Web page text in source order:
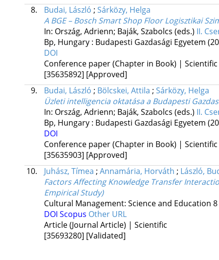
8.
Budai, László ; Sárközy, Helga
A BGE – Bosch Smart Shop Floor Logisztikai
In: Ország, Adrienn; Baják, Szabolcs (eds.) II.
Bp, Hungary : Budapesti Gazdasági Egyetem
DOI
Conference paper (Chapter in Book) | Scientific
[35635892] [Approved]
9.
Budai, László ; Bölcskei, Attila ; Sárközy, Helga
Üzleti intelligencia oktatása a Budapesti
In: Ország, Adrienn; Baják, Szabolcs (eds.) II.
Bp, Hungary : Budapesti Gazdasági Egyetem
DOI
Conference paper (Chapter in Book) | Scientific
[35635903] [Approved]
10.
Juhász, Tímea ; Annamária, Horváth ; László,
Factors Affecting Knowledge Transfer
Empirical Study)
Cultural Management: Science and Education 8
DOI Scopus Other URL
Article (Journal Article) | Scientific
[35693280] [Validated]